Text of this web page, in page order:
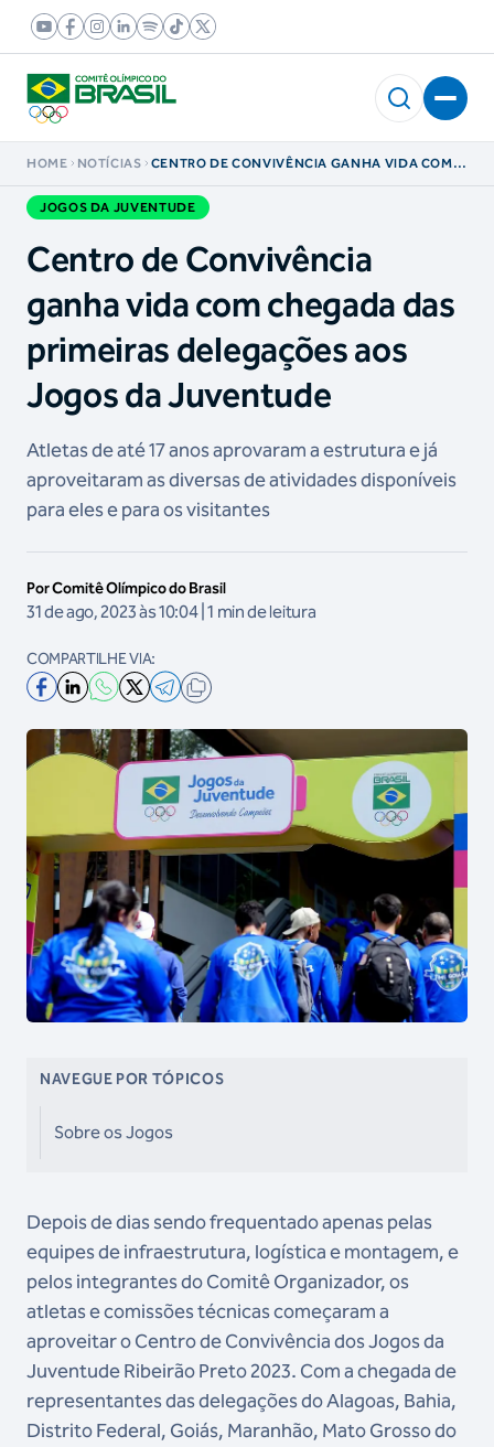
HOME NOTÍCIAS
CENTRO DE CONVIVÊNCIA GANHA VIDA COM
JOGOS DA JUVENTUDE
JOGOS DA JUVENTUDE
Centro de Convivência
ganha vida com chegada das
primeiras delegações aos
Jogos da Juventude
Atletas de até 17 anos aprovaram a estrutura e já
aproveitaram as diversas de atividades disponíveis
para eles e para os visitantes
Por Comitê Olímpico do Brasil
31 de ago, 2023 às 10:04 | 1 min de leitura
COMPARTILHE VIA:
NAVEGUE POR TÓPICOS
Sobre os Jogos
Depois de dias sendo frequentado apenas pelas
equipes de infraestrutura, logística e montagem, e
pelos integrantes do Comitê Organizador, os
atletas e comissões técnicas começaram a
aproveitar o Centro de Convivência dos Jogos da
Juventude Ribeirão Preto 2023. Com a chegada de
representantes das delegações do Alagoas, Bahia,
Distrito Federal, Goiás, Maranhão, Mato Grosso do